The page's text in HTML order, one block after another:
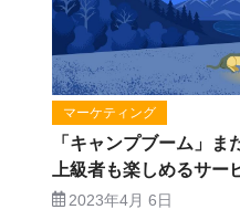
マーケティング
「キャンプブーム」ま
上級者も楽しめるサー
2023年4月 6日